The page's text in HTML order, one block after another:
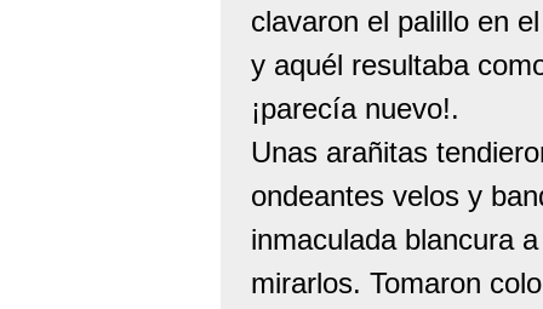
clavaron el palillo en
y aquél resultaba
¡parecía nuevo!.
Unas arañitas
ondeantes velos y
inmaculada blancura
mirarlos. Tomaron